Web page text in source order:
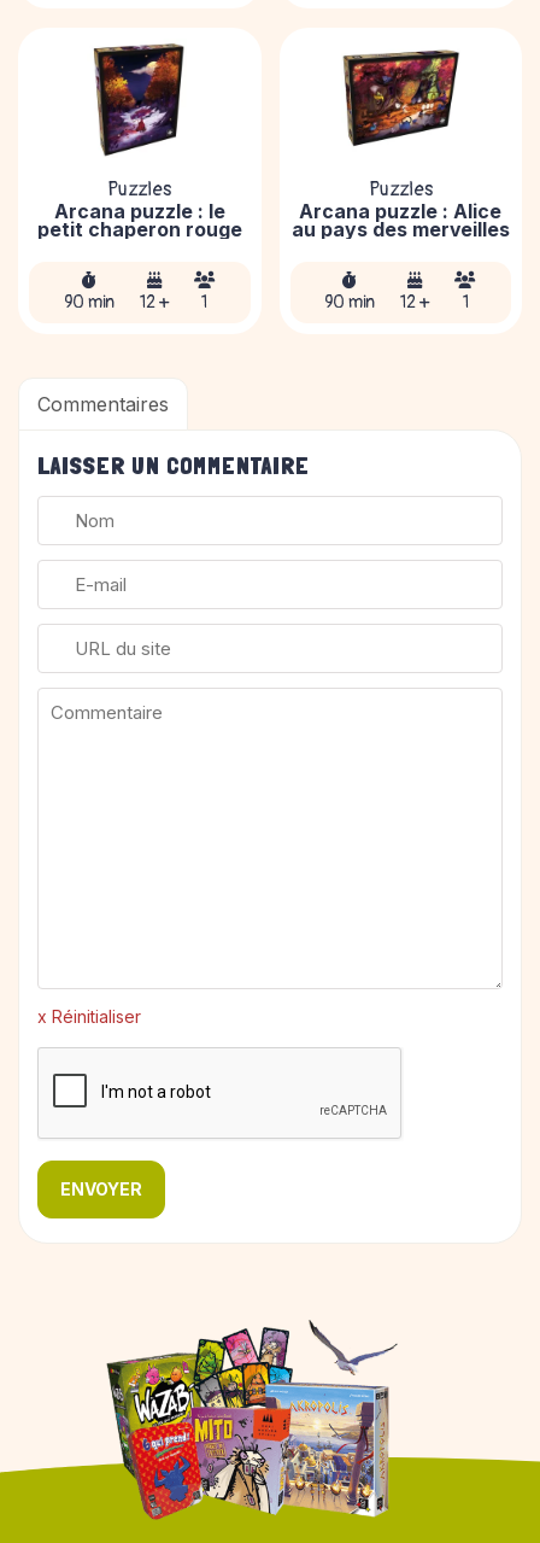
Puzzles
Arcana puzzle : le
petit chaperon rouge
90 min 12 + 1
Puzzles
Arcana puzzle : Alice
au pays des merveilles
90 min 12 + 1
Commentaires
LAISSER UN COMMENTAIRE
x Réinitialiser
ENVOYER